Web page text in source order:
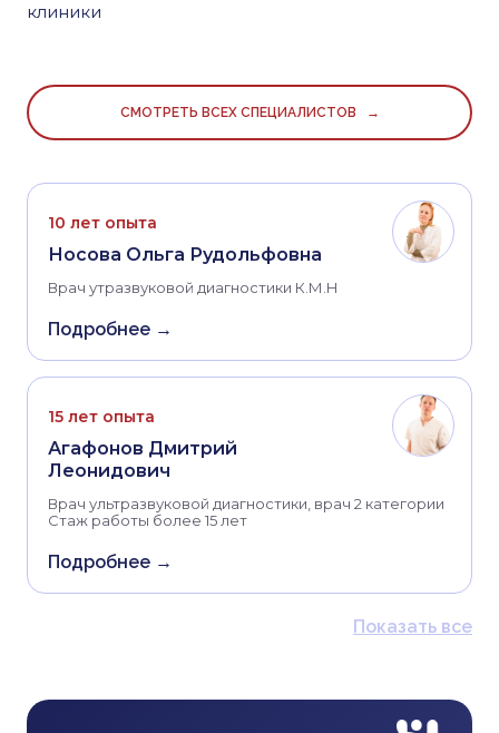
клиники
СМОТРЕТЬ ВСЕХ СПЕЦИАЛИСТОВ →
10 лет опыта
Носова Ольга Рудольфовна
Врач утразвуковой диагностики К.М.Н
Подробнее →
15 лет опыта
Агафонов Дмитрий
Леонидович
Врач ультразвуковой диагностики, врач 2 категории
Стаж работы более 15 лет
Подробнее →
Показать все